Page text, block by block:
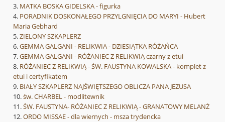
MATKA BOSKA GIDELSKA - figurka
PORADNIK DOSKONAŁEGO PRZYLGNIĘCIA DO MARYI - Hubert
Maria Gebhard
ZIELONY SZKAPLERZ
GEMMA GALGANI - RELIKWIA - DZIESIĄTKA RÓŻAŃCA
GEMMA GALGANI - RÓŻANIEC Z RELIKWIĄ czarny z etui
RÓŻANIEC Z RELIKWIĄ - ŚW. FAUSTYNA KOWALSKA - komplet z
etui i certyfikatem
BIAŁY SZKAPLERZ NAJŚWIĘTSZEGO OBLICZA PANA JEZUSA
św. CHARBEL - modlitewnik
ŚW. FAUSTYNA- RÓŻANIEC Z RELIKWIĄ - GRANATOWY MELANŻ
ORDO MISSAE - dla wiernych - msza trydencka